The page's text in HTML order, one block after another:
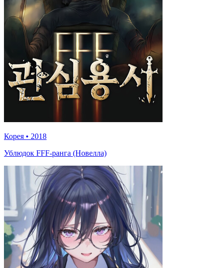
Корея • 2018
Ублюдок FFF-ранга (Новелла)